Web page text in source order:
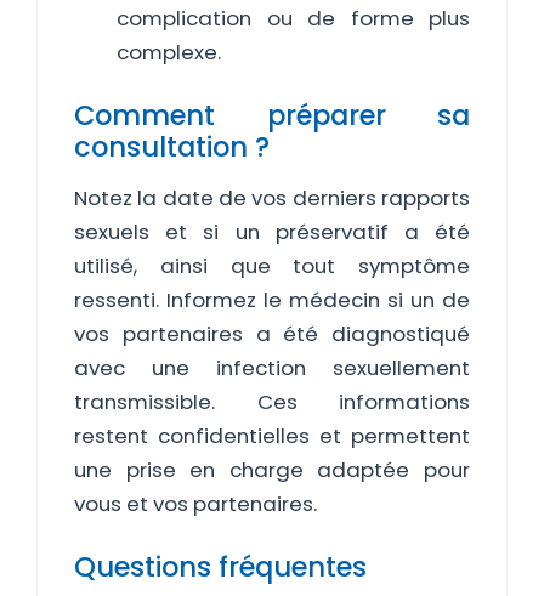
complication ou de forme plus
complexe.
Comment préparer sa
consultation ?
Notez la date de vos derniers rapports
sexuels et si un préservatif a été
utilisé, ainsi que tout symptôme
ressenti. Informez le médecin si un de
vos partenaires a été diagnostiqué
avec une infection sexuellement
transmissible. Ces informations
restent confidentielles et permettent
une prise en charge adaptée pour
vous et vos partenaires.
Questions fréquentes